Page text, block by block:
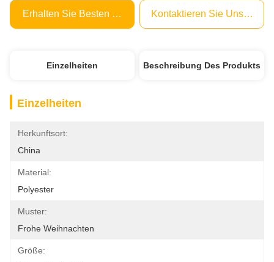
Erhalten Sie Besten Preis Kontaktieren Sie Uns Jetzt
Einzelheiten Beschreibung Des Produkts
Einzelheiten
Herkunftsort:
China
Material:
Polyester
Muster:
Frohe Weihnachten
Größe: